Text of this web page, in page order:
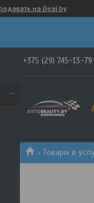
на Deal.by
+375 (29) 745-13-79
Товары и